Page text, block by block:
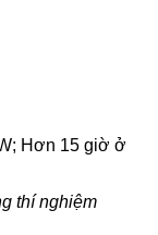
Hơn 15 giờ ở
thí nghiệm